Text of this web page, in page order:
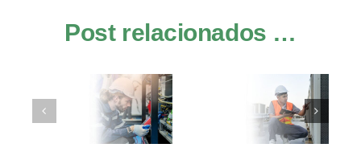
Post relacionados …
Equipos para
corregir
parpadeos
de energía
Soluciones
para
estabilizar
energía